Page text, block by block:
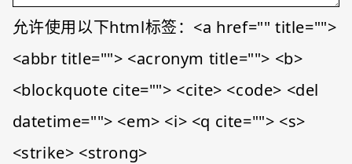
允许使用以下html标签：<a href="" title="">
<abbr title=""> <acronym title=""> <b>
<blockquote cite=""> <cite> <code> <del
datetime=""> <em> <i> <q cite=""> <s>
<strike> <strong>